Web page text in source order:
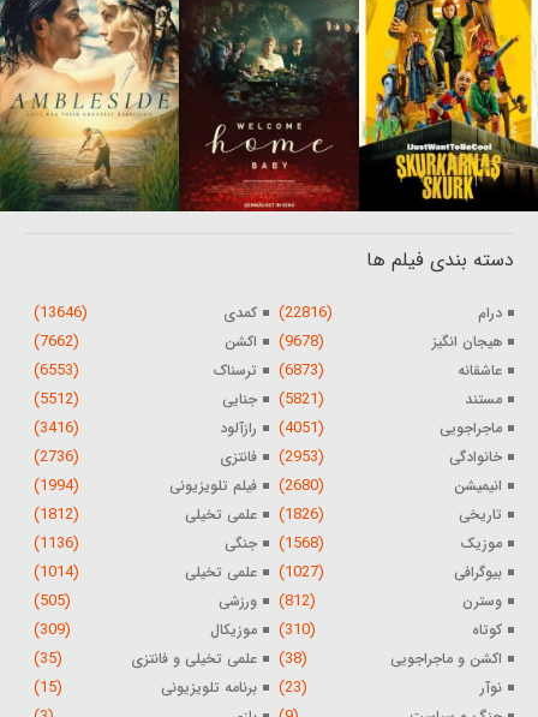
دسته بندی فیلم ها
درام (22816) کمدی (13646)
هیجان انگیز (9678) اکشن (7662)
عاشقانه (6873) ترسناک (6553)
مستند (5821) جنایی (5512)
ماجراجویی (4051) رازآلود (3416)
خانوادگی (2953) فانتزی (2736)
انیمیشن (2680) فیلم تلویزیونی (1994)
تاریخی (1826) علمی تخیلی (1812)
موزیک (1568) جنگی (1136)
بیوگرافی (1027) علمی تخیلی (1014)
وسترن (812) ورزشی (505)
کوتاه (310) موزیکال (309)
اکشن و ماجراجویی (38) علمی تخیلی و فانتزی (35)
نوآر (23) برنامه تلویزیونی (15)